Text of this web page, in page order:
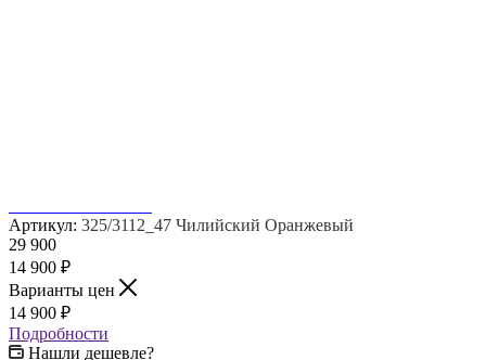
Артикул: 325/3112_47 Чилийский Оранжевый
29 900
14 900 ₽
Варианты цен
14 900 ₽
Подробности
Нашли дешевле?